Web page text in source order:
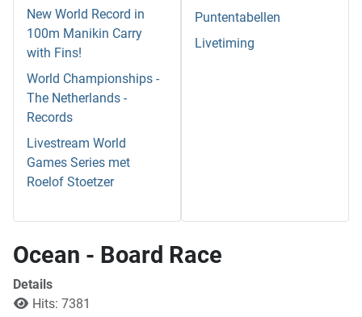
New World Record in
100m Manikin Carry
with Fins!
World Championships -
The Netherlands -
Records
Livestream World
Games Series met
Roelof Stoetzer
Puntentabellen
Livetiming
Ocean - Board Race
Details
Hits: 7381